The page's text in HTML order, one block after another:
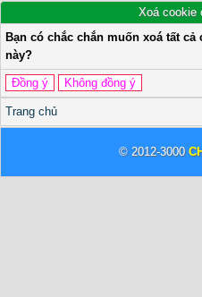
Xoá cookie
Bạn có chắc chắn muốn xoá tất
này?
Trang chủ
© 2012-3000